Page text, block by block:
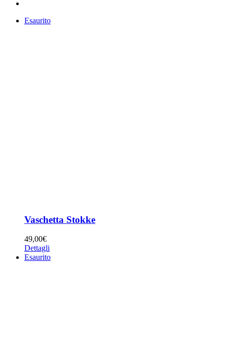
Esaurito
Vaschetta Stokke
49,00€
Dettagli
Esaurito